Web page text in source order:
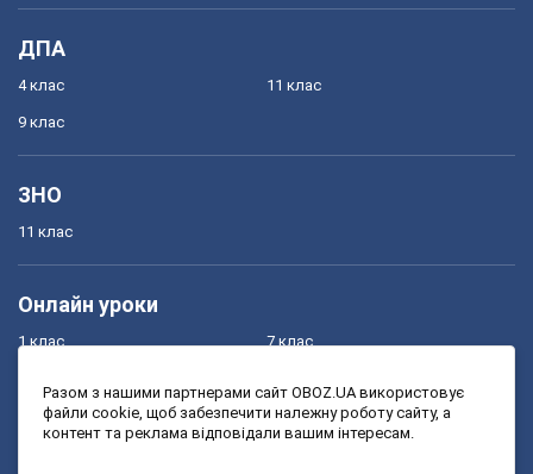
ДПА
4 клас
9 клас
11 клас
ЗНО
11 клас
Онлайн уроки
1 клас
3 клас
7 клас
9 клас
Разом з нашими партнерами сайт OBOZ.UA використовує
файли cookie, щоб забезпечити належну роботу сайту, а
контент та реклама відповідали вашим інтересам.